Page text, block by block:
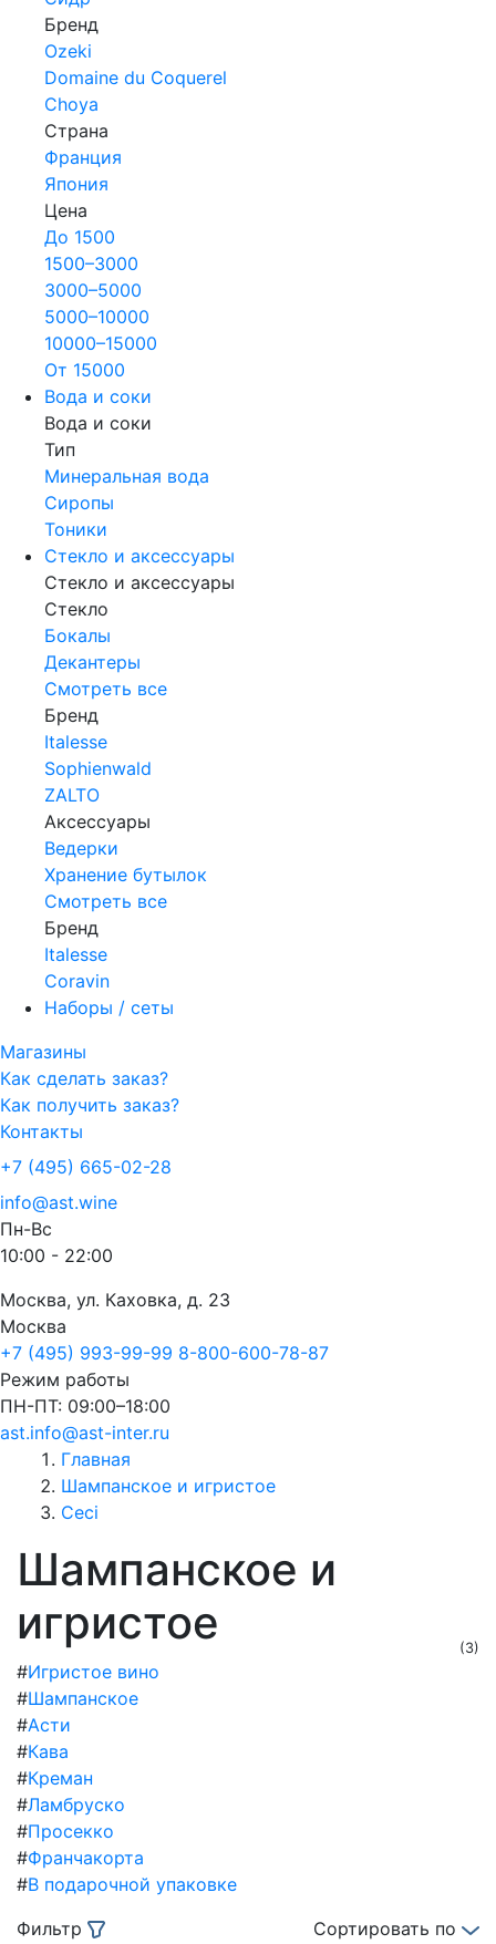
Бренд
Ozeki
Domaine du Coquerel
Choya
Страна
Франция
Япония
Цена
До 1500
1500–3000
3000–5000
5000–10000
10000–15000
От 15000
Вода и соки
Вода и соки
Тип
Минеральная вода
Сиропы
Тоники
Стекло и аксессуары
Стекло и аксессуары
Стекло
Бокалы
Декантеры
Смотреть все
Бренд
Italesse
Sophienwald
ZALTO
Аксессуары
Ведерки
Хранение бутылок
Смотреть все
Бренд
Italesse
Coravin
Наборы / сеты
Магазины
Как сделать заказ?
Как получить заказ?
Контакты
+7 (495) 665-02-28
info@ast.wine
Пн-Вс
10:00 - 22:00
Москва, ул. Каховка, д. 23
Москва
+7 (495) 993-99-99 8-800-600-78-87
Режим работы
ПН-ПТ: 09:00–18:00
ast.info@ast-inter.ru
Главная
Шампанское и игристое
Ceci
Шампанское и
игристое
(3)
#Игристое вино
#Шампанское
#Асти
#Кава
#Креман
#Ламбруско
#Просекко
#Франчакорта
#В подарочной упаковке
Фильтр
Сортировать по